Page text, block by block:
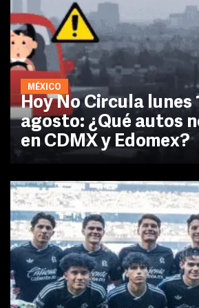
MÉXICO
Hoy No Circula lunes
agosto: ¿Qué autos
en CDMX y Edomex?